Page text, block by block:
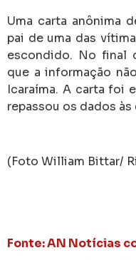
Uma carta anônima
pai de uma das
escondido. No final
que a informação
Icaraíma. A carta foi
repassou os dados
(Foto William Bittar/
Fonte: AN Notícias